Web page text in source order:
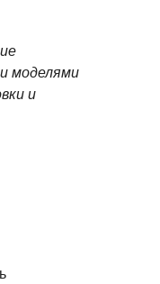
моделями
и